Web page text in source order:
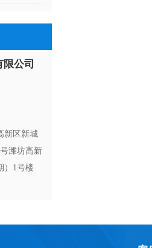
公司
新区新城
潍坊高新
）1号楼